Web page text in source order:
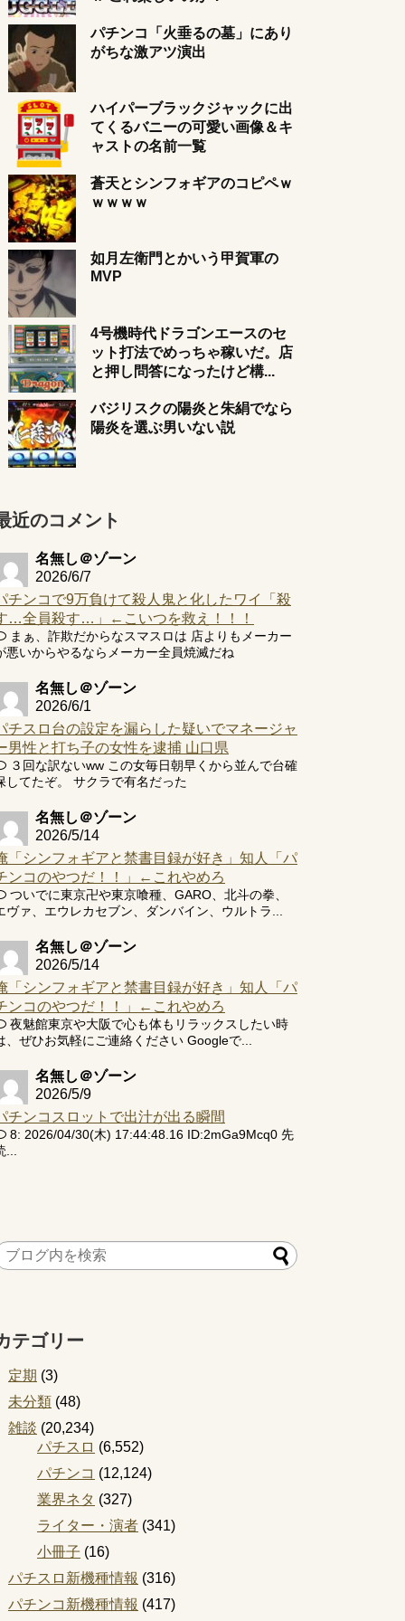
パチンコ「火垂るの墓」にあり
がちな激アツ演出
ハイパーブラックジャックに出
てくるバニーの可愛い画像＆キ
ャストの名前一覧
蒼天とシンフォギアのコピペｗ
ｗｗｗｗ
如月左衛門とかいう甲賀軍の
MVP
4号機時代ドラゴンエースのセ
ット打法でめっちゃ稼いだ。店
と押し問答になったけど構...
バジリスクの陽炎と朱絹でなら
陽炎を選ぶ男いない説
近のコメント
名無し＠ゾーン
2026/6/7
チンコで9万負けて殺人鬼と化したワイ「殺
…全員殺す…」←こいつを救え！！！
まぁ、詐欺だからなスマスロは 店よりもメーカー
悪いからやるならメーカー全員焼滅だね
名無し＠ゾーン
2026/6/1
チスロ台の設定を漏らした疑いでマネージャ
男性と打ち子の女性を逮捕 山口県
３回な訳ないww この女毎日朝早くから並んで台確
してたぞ。 サクラで有名だった
名無し＠ゾーン
2026/5/14
「シンフォギアと禁書目録が好き」知人「パ
ンコのやつだ！！」←これやめろ
ついでに東京卍や東京喰種、GARO、北斗の拳、
ヴァ、エウレカセブン、ダンバイン、ウルトラ...
名無し＠ゾーン
2026/5/14
「シンフォギアと禁書目録が好き」知人「パ
ンコのやつだ！！」←これやめろ
夜魅館東京や大阪で心も体もリラックスしたい時
、ぜひお気軽にご連絡ください Googleで...
名無し＠ゾーン
2026/5/9
チンコスロットで出汁が出る瞬間
8: 2026/04/30(木) 17:44:48.16 ID:2mGa9Mcq0 先
...
テゴリー
定期 (3)
未分類 (48)
雑談 (20,234)
パチスロ (6,552)
パチンコ (12,124)
業界ネタ (327)
ライター・演者 (341)
小冊子 (16)
パチスロ新機種情報 (316)
パチンコ新機種情報 (417)